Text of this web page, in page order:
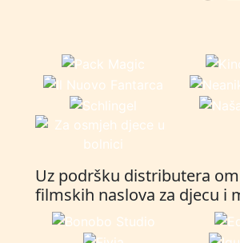
Uz podršku distributera
filmskih naslova za djecu i